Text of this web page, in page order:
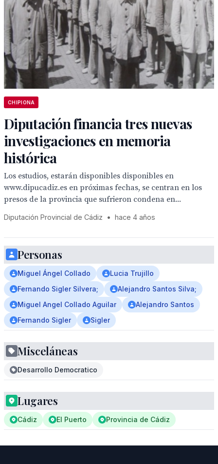
CHIPIONA
Diputación financia tres nuevas
investigaciones en memoria
histórica
Los estudios, estarán disponibles disponibles en
www.dipucadiz.es en próximas fechas, se centran en los
presos de la provincia que sufrieron condena en...
Diputación Provincial de Cádiz • hace 4 años
Personas
Miguel Ángel Collado
Lucia Trujillo
Fernando Sigler Silvera;
Alejandro Santos Silva;
Miguel Angel Collado Aguilar
Alejandro Santos
Fernando Sigler
Sigler
Misceláneas
Desarrollo Democratico
Lugares
Cádiz El Puerto Provincia de Cádiz